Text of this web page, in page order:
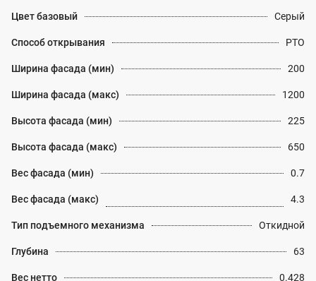
Цвет базовый Серый
Способ открывания PTO
Ширина фасада (мин) 200
Ширина фасада (макс) 1200
Высота фасада (мин) 225
Высота фасада (макс) 650
Вес фасада (мин) 0.7
Вес фасада (макс) 4.3
Тип подъемного механизма Откидной
Глубина 63
Вес нетто 0.428